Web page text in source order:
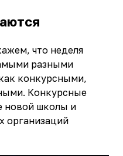
что неделя
разными
конкурсными,
Конкурсные
новой школы и
организаций